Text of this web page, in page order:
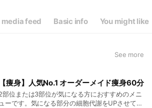
まで) feed Basic info You might like
See more
【痩身】人気No.1 オーダーメイド痩身60分
部位または3部位が気になる方におすすめのメニ
ューです。気になる部分の細胞代謝をUPさせて太